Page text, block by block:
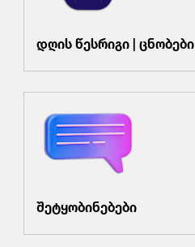
დღის წესრიგი | ცნობები
შეტყობინებები